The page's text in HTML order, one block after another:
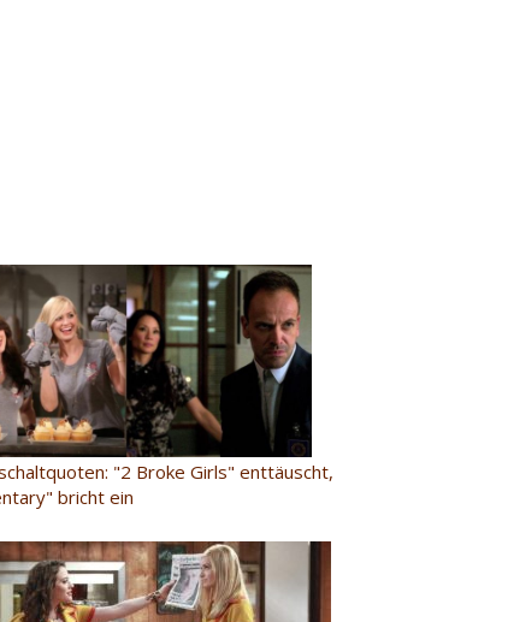
"2 Broke Girls" enttäuscht,
bricht ein